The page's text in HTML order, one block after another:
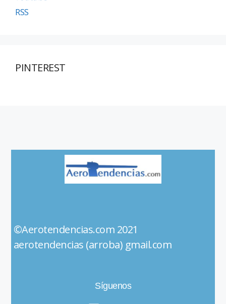
RSS
PINTEREST
©Aerotendencias.com 2021
aerotendencias (arroba) gmail.com
Síguenos